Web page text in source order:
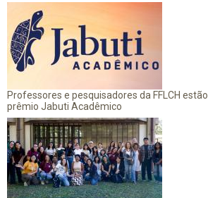
Professores e pesquisadores da FFLCH
prêmio Jabuti Acadêmico